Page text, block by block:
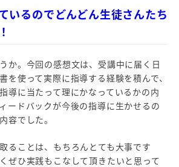
いるのでどんどん生徒さんたち
か。今回の感想文は、受講中に届く日
を使って実際に指導する経験を積んで、
導に当たって理にかなっているかの内
ードバックが今後の指導に生かせるの
容でした。
ることは、もちろんとても大事です
ぜひ実践もこなして頂きたいと思って